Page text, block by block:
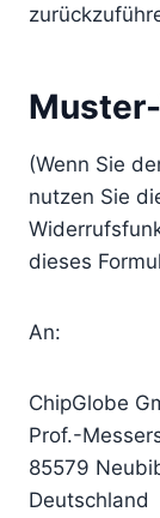
(Wenn Sie
nutzen Sie
dieses
An:
ChipGlobe
Prof.-
85579
Deutschland